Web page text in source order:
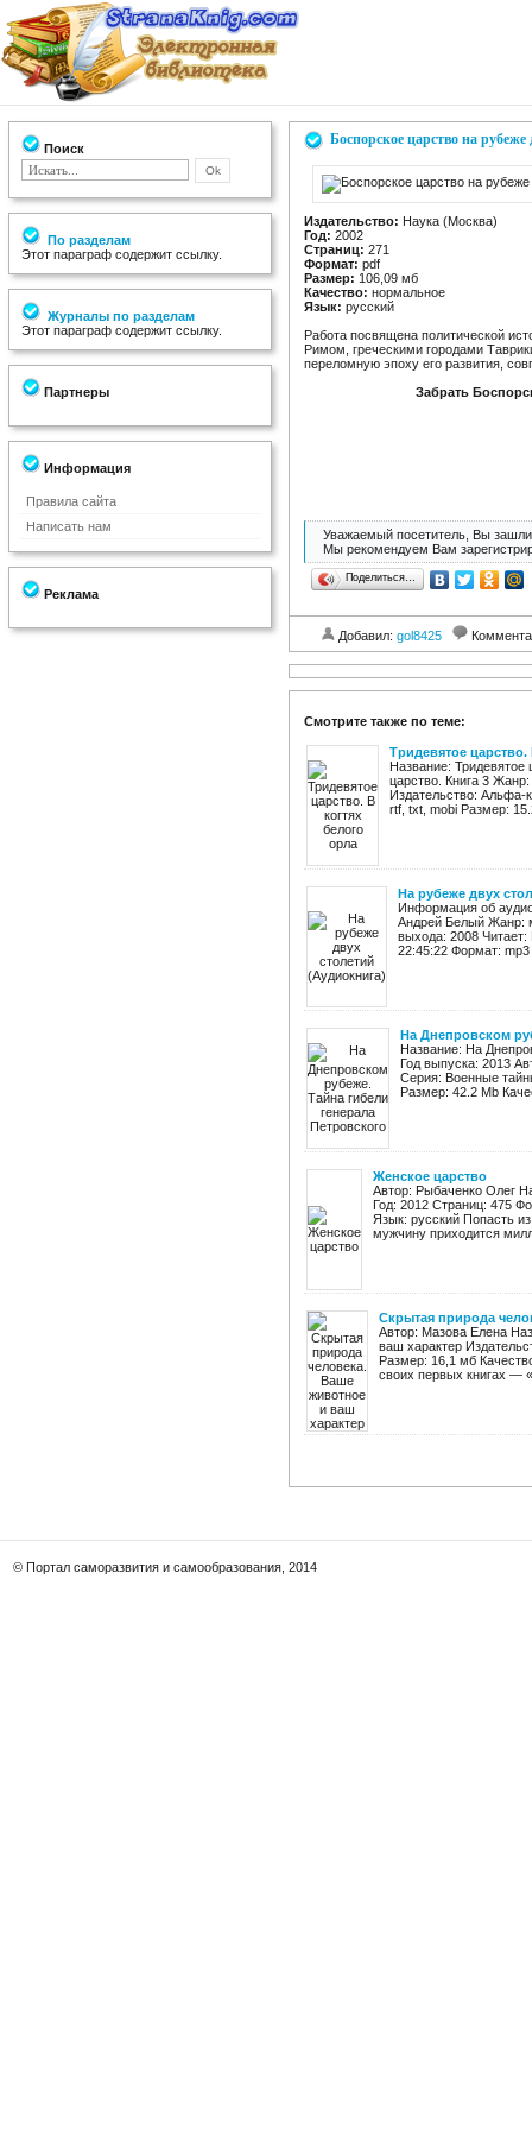
Поиск
По разделам
Этот параграф содержит ссылку.
Журналы по разделам
Этот параграф содержит ссылку.
Партнеры
Информация
Правила сайта
Написать нам
Реклама
Боспорское царство на рубеже
Издательство: Наука (Москва)
Год: 2002
Страниц: 271
Формат: pdf
Размер: 106,09 мб
Качество: нормальное
Язык: русский
Работа посвящена политической
Римом, греческими городами
переломную эпоху его развития,
Забрать
Уважаемый посетитель, Вы зашли
Мы рекомендуем Вам
Поделиться…
Добавил: gol8425
Смотрите также по теме:
Тридевятое царство.
Название: Тридевятое
царство. Книга 3
Издательство: Альфа-
rtf, txt, mobi Размер:
На рубеже двух
Информация об
Андрей Белый Жанр:
выхода: 2008
22:45:22 Формат:
На Днепровском
Название: На
Год выпуска: 2013
Серия: Военные
Размер: 42.2 Mb
Женское царство
Автор: Рыбаченко Олег
Год: 2012 Страниц: 475
Язык: русский Попасть
мужчину приходится
Скрытая природа
Автор: Мазова Елена
ваш характер
Размер: 16,1 мб
своих первых книгах —
© Портал саморазвития и самообразования, 2014